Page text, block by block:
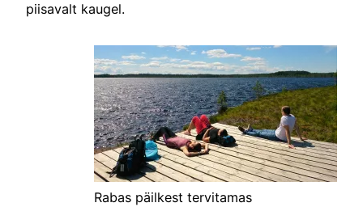
piisavalt kaugel.
Rabas päilkest tervitamas